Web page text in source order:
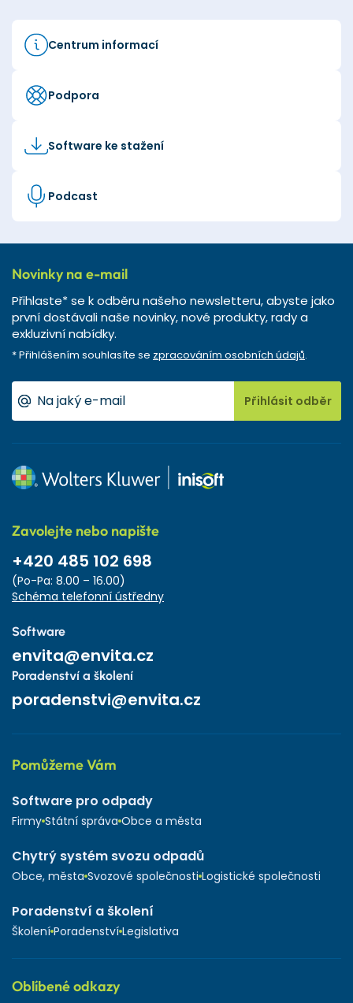
Centrum informací
Podpora
Software ke stažení
Podcast
Novinky na e-mail
Přihlaste* se k odběru našeho newsletteru, abyste jako
první dostávali naše novinky, nové produkty, rady a
exkluzivní nabídky.
* Přihlášením souhlasíte se zpracováním osobních údajů.
Přihlásit odběr
Zavolejte nebo napište
+420 485 102 698
(Po-Pa: 8.00 – 16.00)
Schéma telefonní ústředny
Software
envita@envita.cz
Poradenství a školení
poradenstvi@envita.cz
Pomůžeme Vám
Software pro odpady
Firmy Státní správa Obce a města
Chytrý systém svozu odpadů
Obce, města Svozové společnosti Logistické společnosti
Poradenství a školení
Školení Poradenství Legislativa
Oblíbené odkazy